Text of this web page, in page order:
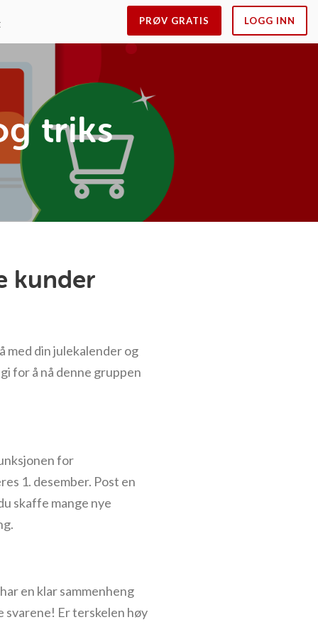
PRØV GRATIS LOGG INN
triks
kunder
med din julekalender og
for å nå denne gruppen
for
1. desember. Post en
skaffe mange nye
en klar sammenheng
svarene! Er terskelen høy